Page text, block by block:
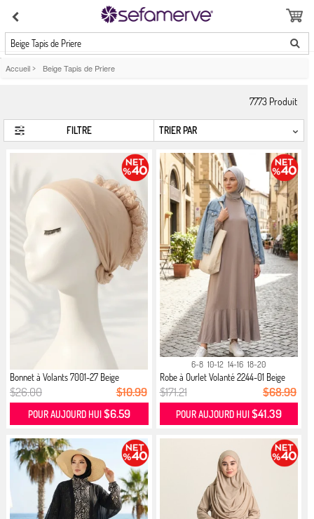
Beige Tapis de Priere
Accueil > Beige Tapis de Priere
7773 Produit
FILTRE
Bonnet à Volants 7001-27 Beige
$26.00 $10.99
POUR AUJOURD HUI $6.59
6-8 10-12 14-16 18-20
Robe à Ourlet Volanté 2244-01 Beige
$171.21 $68.99
POUR AUJOURD HUI $41.39